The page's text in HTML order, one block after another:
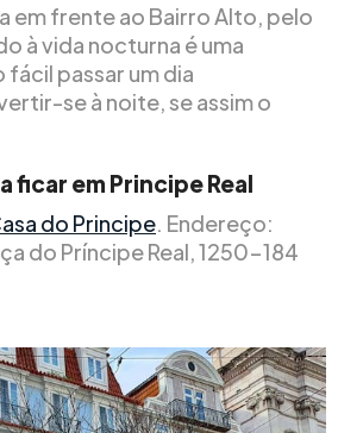
em frente ao Bairro Alto, pelo
à vida nocturna é uma
passar um dia
se à noite, se assim o
ficar em Principe Real
do Principe. Endereço:
do Príncipe Real, 1250-184